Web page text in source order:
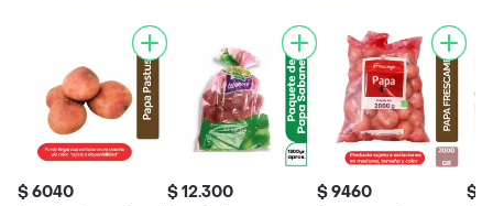
$ 6040 $ 12.300 $ 9460 $